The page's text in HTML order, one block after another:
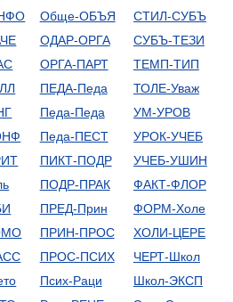
Обще-ОБЪЯ
ОДАР-ОРГА
ОРГА-ПАРТ
ПЕДА-Педа
Педа-Педа
Педа-ПЕСТ
ПИКТ-ПОДР
ПОДР-ПРАК
ПРЕД-Прин
ПРИН-ПРОС
ПРОС-ПСИХ
Псих-Раци
СТИЛ-СУБЪ
СУБЪ-ТЕЗИ
ТЕМП-ТИП
ТОЛЕ-Уваж
УМ-УРОВ
УРОК-УЧЕБ
УЧЕБ-УШИН
ФАКТ-ФЛОР
ФОРМ-Холе
ХОЛИ-ЦЕРЕ
ЧЕРТ-Школ
Школ-ЭКСП